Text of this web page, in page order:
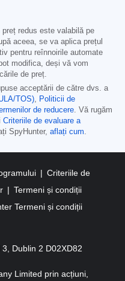
redus este valabilă pe
aceea, se va aplica prețul
pentru reînnoirile automate
modifica, deși vă vom
de preț.
acceptării de către dvs. a
TOS), Politicii de
de reducere. Vă rugăm
Criteriile de evaluare a
SpyHunter, aflați cum.
Criteriile de
Termeni și condiții
Termeni și condiții
Dublin 2 D02XD82
Limited prin acțiuni,